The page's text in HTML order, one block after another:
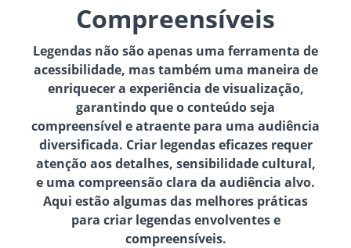
Compreensíveis
Legendas não são apenas uma ferramenta de
acessibilidade, mas também uma maneira de
enriquecer a experiência de visualização,
garantindo que o conteúdo seja
compreensível e atraente para uma audiência
diversificada. Criar legendas eficazes requer
atenção aos detalhes, sensibilidade cultural,
e uma compreensão clara da audiência alvo.
Aqui estão algumas das melhores práticas
para criar legendas envolventes e
compreensíveis.